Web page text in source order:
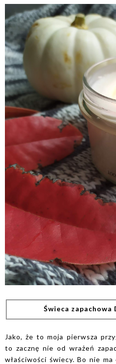
Świeca
Jako, że to moja pierwsza
to zacznę nie od wrażeń
właściwości świecy. Bo nie